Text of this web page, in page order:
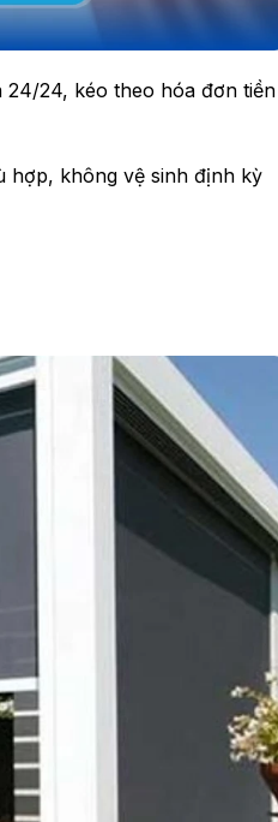
24/24, kéo theo hóa đơn tiền
hợp, không vệ sinh định kỳ